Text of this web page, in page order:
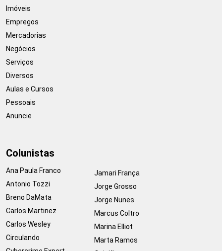
Imóveis
Empregos
Mercadorias
Negócios
Serviços
Diversos
Aulas e Cursos
Pessoais
Anuncie
Colunistas
Ana Paula Franco
Antonio Tozzi
Breno DaMata
Carlos Martinez
Carlos Wesley
Circulando
Jamari França
Jorge Grosso
Jorge Nunes
Marcus Coltro
Marina Elliot
Marta Ramos